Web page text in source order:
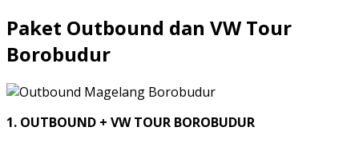
Paket Outbound dan VW Tour
Borobudur
1. OUTBOUND + VW TOUR BOROBUDUR